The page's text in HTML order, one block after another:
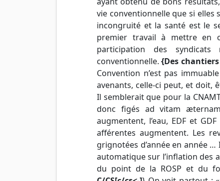
vie conventionnelle que si elles
incongruité et la santé est le
premier travail à mettre en
participation des
conventionnelle.{Des
Convention n’est pas
avenants, celle-ci peut, et doit,
Il semblerait que pour la
donc figés ad vitam
augmentent, l’eau, EDF et
afférentes augmentent. Les
grignotées d’année en année
automatique sur l’inflation des
du point de la ROSP et du